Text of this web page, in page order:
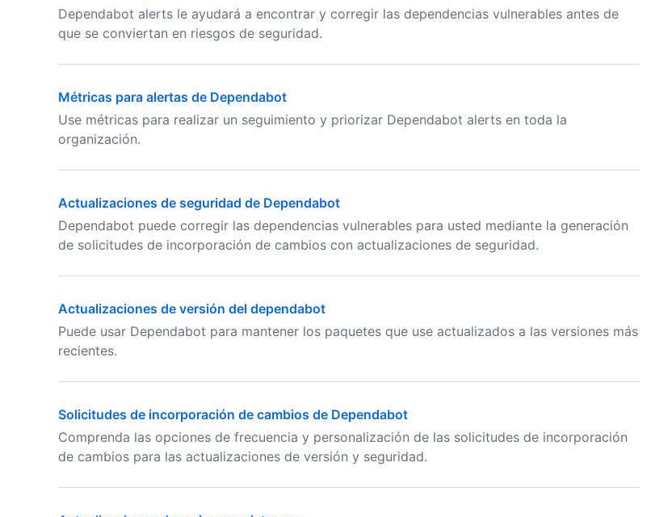
Dependabot alerts le ayudará a encontrar y corregir las dependencias vulnerables antes de
que se conviertan en riesgos de seguridad.
Métricas para alertas de Dependabot
Use métricas para realizar un seguimiento y priorizar Dependabot alerts en toda la
organización.
Actualizaciones de seguridad de Dependabot
Dependabot puede corregir las dependencias vulnerables para usted mediante la generación
de solicitudes de incorporación de cambios con actualizaciones de seguridad.
Actualizaciones de versión del dependabot
Puede usar Dependabot para mantener los paquetes que use actualizados a las versiones más
recientes.
Solicitudes de incorporación de cambios de Dependabot
Comprenda las opciones de frecuencia y personalización de las solicitudes de incorporación
de cambios para las actualizaciones de versión y seguridad.